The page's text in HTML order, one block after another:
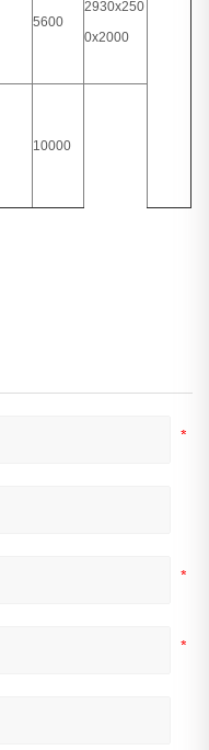
5600
2930x250
0x2000
10000